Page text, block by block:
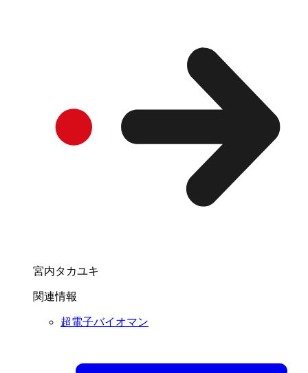
宮内タカユキ
関連情報
超電子バイオマン